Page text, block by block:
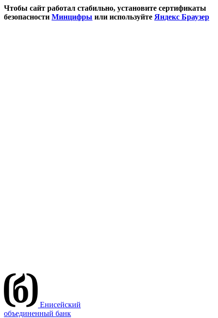
Чтобы сайт работал стабильно, установите сертификаты
безопасности Минцифры или используйте Яндекс Браузер
Енисейский
объединенный банк